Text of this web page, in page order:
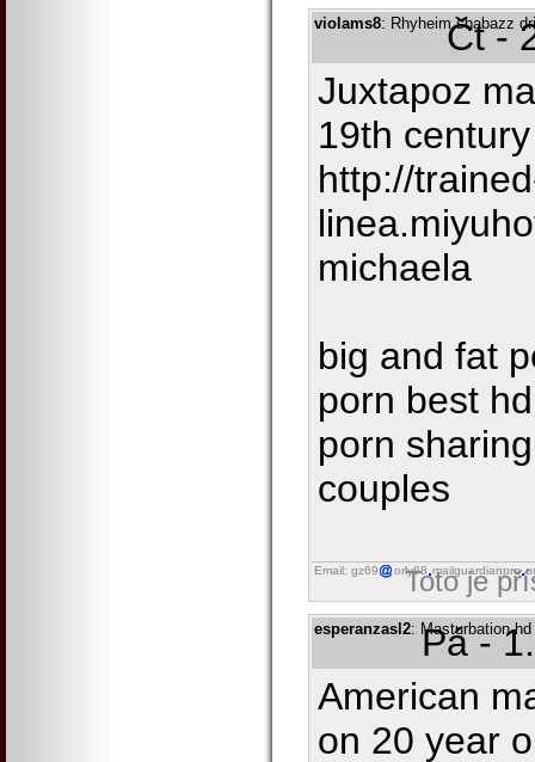
violams8: Rhyheim shabazz
Čt -
Juxtapoz
19th
http://
michaela
big and fat
porn best
porn
couples
Email: gz69 orly68 mailguardianpro
Toto je
esperanzasl2: Masturbation
Pá -
American
on 20 year